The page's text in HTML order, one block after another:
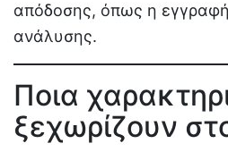
απόδοσης, όπως η
ανάλυσης.
Ποια
ξεχωρίζουν